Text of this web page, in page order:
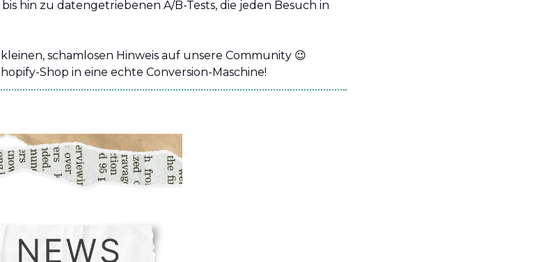
hin zu datengetriebenen A/B-Tests, die jeden Besuch in
schamlosen Hinweis auf unsere Community 😉
Shop in eine echte Conversion-Maschine!